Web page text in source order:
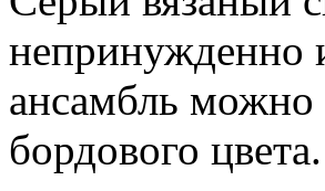
непринужденно
ансамбль
бордового цвета.